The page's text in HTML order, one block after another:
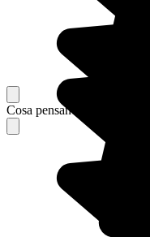
Cosa pensano i nostri